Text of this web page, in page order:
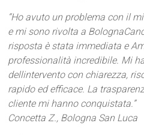
“Ho avuto un problema con il
e mi sono rivolta a
risposta è stata immediata e
professionalità incredibile. Mi
dellintervento con chiarezza,
rapido ed efficace. La
cliente mi hanno conquistata.”
Concetta Z., Bologna San Luca